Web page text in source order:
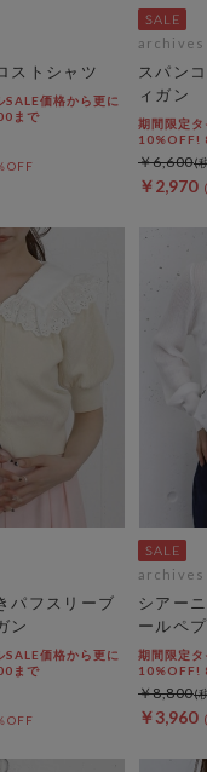
ストシャツ
SALE価格から更に
まで
OFF
archives
スパン
ィガン
期間限定
10%OFF!
￥2,970
￥6,600
パフスリーブ
ン
SALE価格から更に
まで
OFF
archives
シアー
ールペ
期間限定
10%OFF!
￥3,960
￥8,800